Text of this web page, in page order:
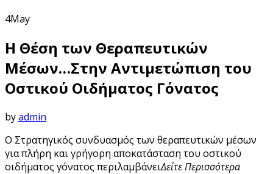
4May
Η Θέση των Θεραπευτικών
Μέσων…Στην Αντιμετώπιση του
Οστικού Οιδήματος Γόνατος
byadmin
Ο Στρατηγικός συνδυασμός των θεραπευτικών μέσων
για πλήρη και γρήγορη αποκατάσταση του οστικού
οιδήματος γόνατος περιλαμβάνειΔείτε Περισσότερα